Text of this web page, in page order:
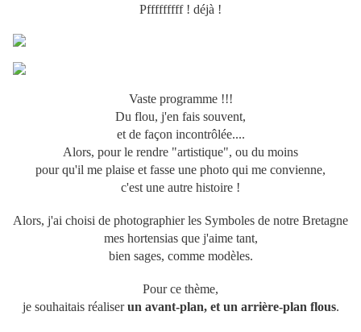
Pfffffffff ! déjà !
Vaste programme !!!
Du flou, j'en fais souvent,
et de façon incontrôlée....
Alors, pour le rendre "artistique", ou du moins
pour qu'il me plaise et fasse une photo qui me convienne,
c'est une autre histoire !
Alors, j'ai choisi de photographier les Symboles de notre Bretagne
mes hortensias que j'aime tant,
bien sages, comme modèles.
Pour ce thème,
je souhaitaisréaliserun avant-plan, et un arrière-plan flous.